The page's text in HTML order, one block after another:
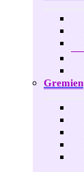
Gremien